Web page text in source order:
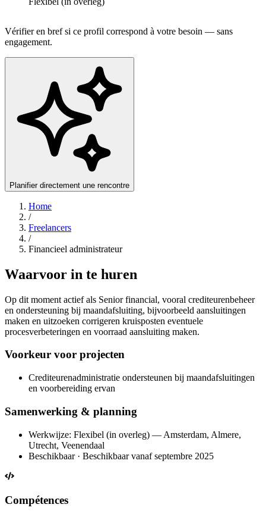
Vérifier en bref si ce profil correspond à votre besoin — sans
engagement.
Planifier directement une rencontre
Home
/
Freelancers
/
Financieel administrateur
Waarvoor in te huren
Op dit moment actief als Senior financial, vooral crediteurenbeheer
en ondersteuning bij maandafsluiting, bijvoorbeeld aansluitingen
maken en uitzoeken corrigeren kruisposten eventuele
procesverbeteringen en voorraad aansluiting maken.
Voorkeur voor projecten
Crediteurenadministratie ondersteunen bij maandafsluitingen
en voorbereiding ervan
Samenwerking & planning
Werkwijze: Flexibel (in overleg) — Amsterdam, Almere,
Utrecht, Veenendaal
Beschikbaar · Beschikbaar vanaf septembre 2025
Compétences